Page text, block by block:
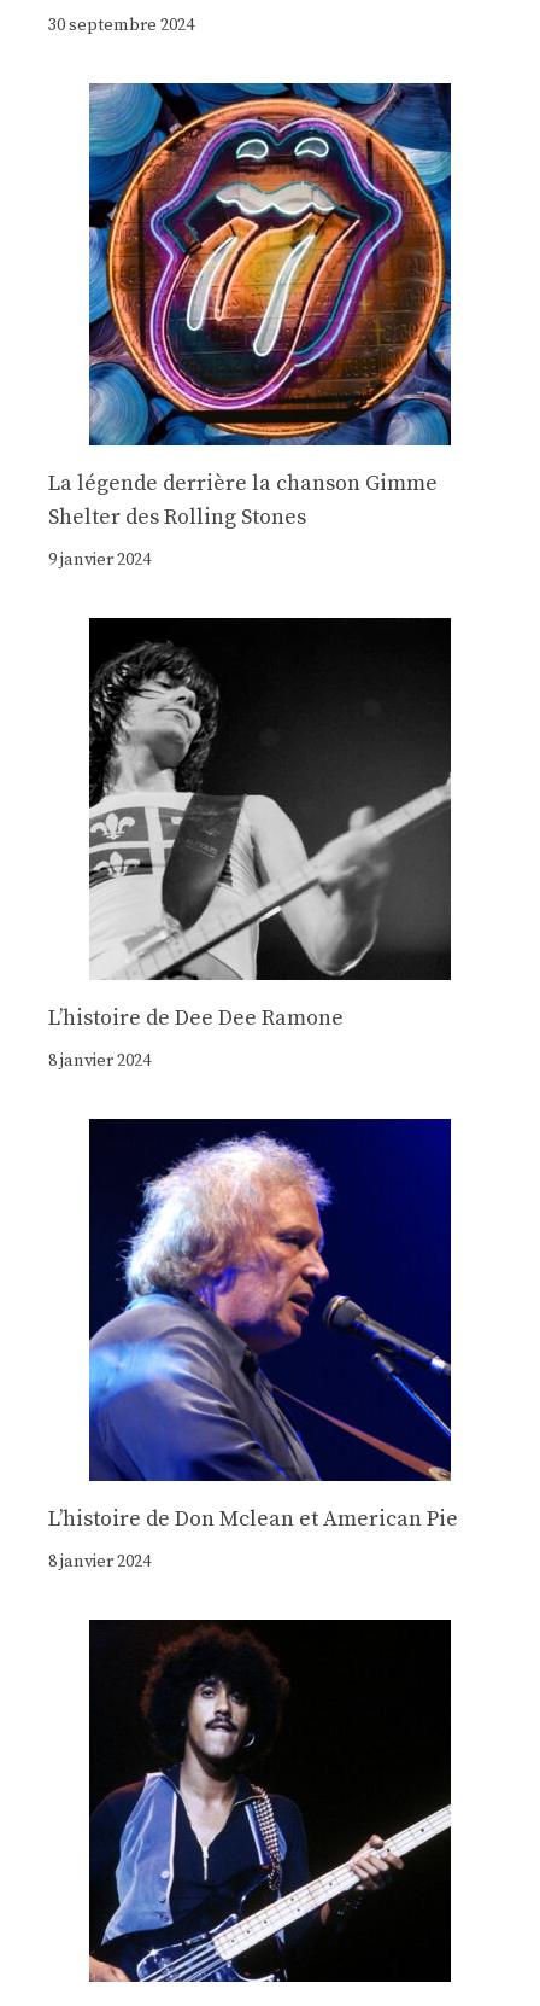
30 septembre 2024
La légende derrière la chanson Gimme
Shelter des Rolling Stones
9 janvier 2024
Lʼhistoire de Dee Dee Ramone
8 janvier 2024
Lʼhistoire de Don Mclean et American Pie
8 janvier 2024